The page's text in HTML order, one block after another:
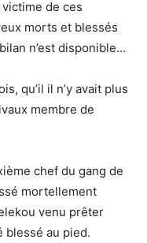
de ces
morts et blessés
n’est disponible…
qu’il il n’y avait plus
membre de
chef du gang de
mortellement
venu prêter
blessé au pied.